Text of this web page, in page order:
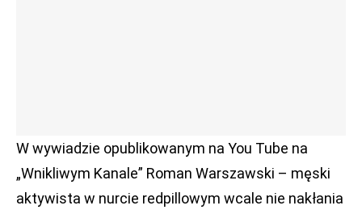
W wywiadzie opublikowanym na You Tube na
„Wnikliwym Kanale” Roman Warszawski – męski
aktywista w nurcie redpillowym wcale nie nakłania